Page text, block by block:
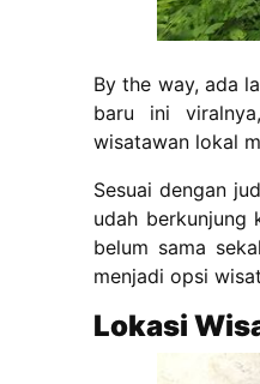
By the way, ada
baru ini
wisatawan lokal
Sesuai dengan
udah berkunjung
belum sama
menjadi opsi
Lokasi